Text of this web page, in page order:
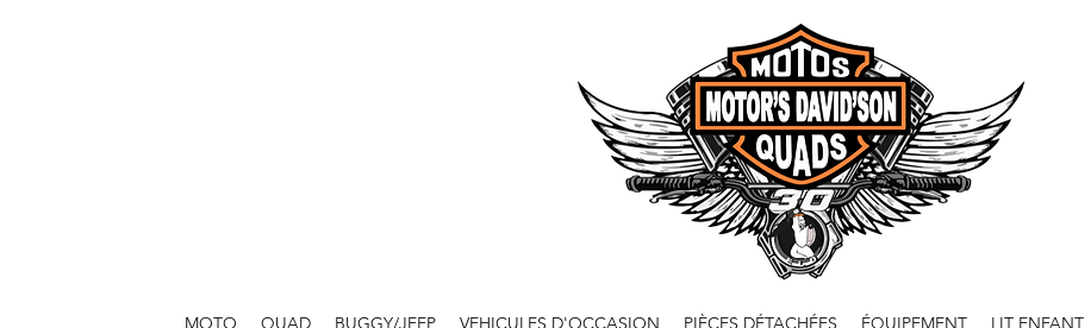
MOTO QUAD BUGGY/JEEP VEHICULES D'OCCASION PIÈCES DÉTACHÉES ÉQUIPEMENT LIT ENFANT